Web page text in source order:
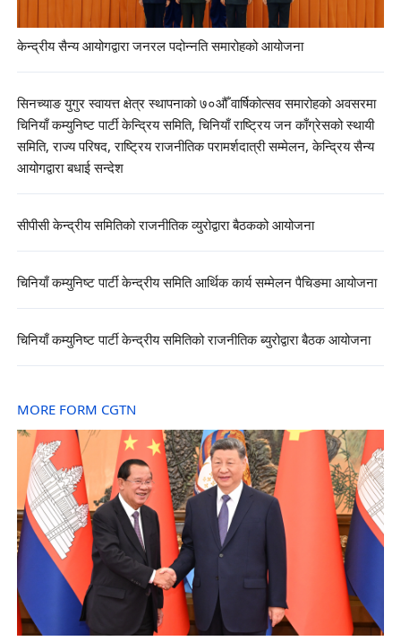
केन्द्रीय सैन्य आयोगद्वारा जनरल पदोन्नति समारोहको आयोजना
सिनच्याङ युगुर स्वायत्त क्षेत्र स्थापनाको ७०औँ वार्षिकोत्सव समारोहको अवसरमा
चिनियाँ कम्युनिष्ट पार्टी केन्द्रिय समिति, चिनियाँ राष्ट्रिय जन काँग्रेसको स्थायी
समिति, राज्य परिषद, राष्ट्रिय राजनीतिक परामर्शदात्री सम्मेलन, केन्द्रिय सैन्य
आयोगद्वारा बधाई सन्देश
सीपीसी केन्द्रीय समितिको राजनीतिक व्युरोद्वारा बैठकको आयोजना
चिनियाँ कम्युनिष्ट पार्टी केन्द्रीय समिति आर्थिक कार्य सम्मेलन पैचिङमा आयोजना
चिनियाँ कम्युनिष्ट पार्टी केन्द्रीय समितिको राजनीतिक ब्युरोद्वारा बैठक आयोजना
MORE FORM CGTN